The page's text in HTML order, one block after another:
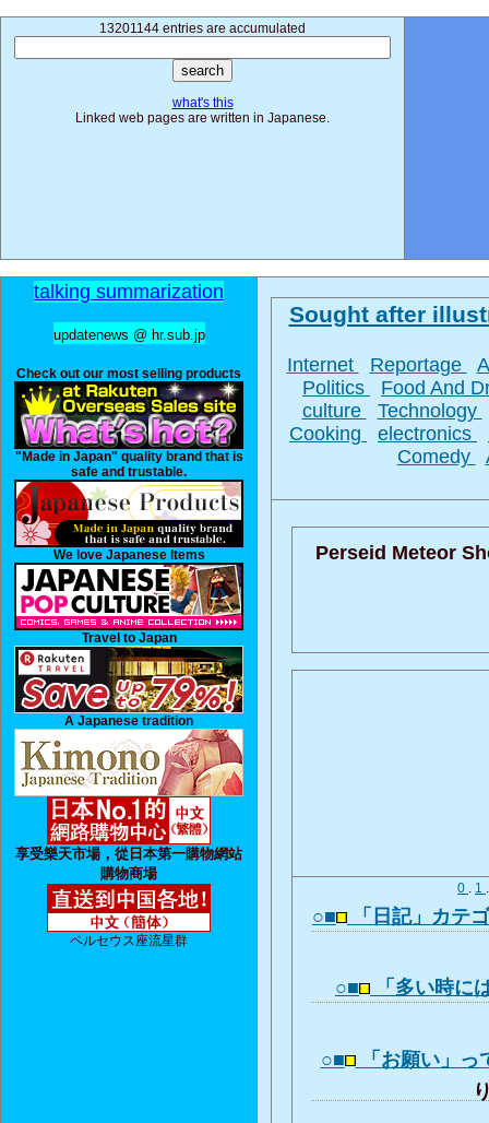
13201144 entries are accumulated
what's this
Linked web pages are written in Japanese.
talking summarization
updatenews @ hr.sub.jp
Check out our most selling products
"Made in Japan" quality brand that is
safe and trustable.
We love Japanese Items
Travel to Japan
A Japanese tradition
享受樂天市場，從日本第一購物網站
購物商場
ペルセウス座流星群
Sought after
Internet Reportage
Politics
Food And
culture
Technology
Cooking
electronics
Comedy
Perseid Meteor
0 . 1
○■ 「日記」カテ
○■ 「多い時に
○■ 「お願い」